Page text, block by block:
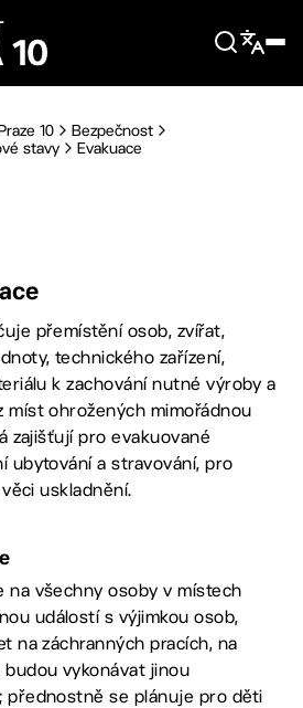
10
Bezpečnost
stavy
Evakuace
přemístění osob, zvířat,
technického zařízení,
k zachování nutné výroby a
míst ohrožených mimořádnou
zajišťují pro evakuované
ubytování a stravování, pro
uskladnění.
na všechny osoby v místech
událostí s výjimkou osob,
na záchranných pracích, na
vykonávat jinou
přednostně se plánuje pro děti